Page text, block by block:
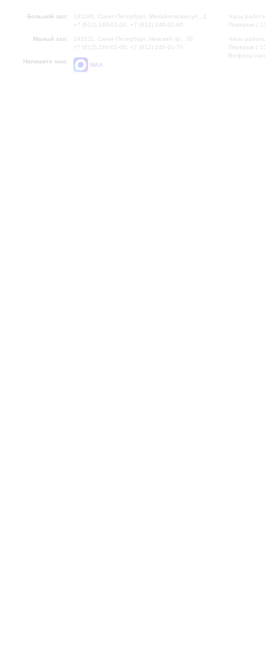
Большой зал:
191186, Санкт-Петербург, Михайловская ул., 2
+7 (812) 240-01-00, +7 (812) 240-01-80
Малый зал:
191011, Санкт-Петербург, Невский пр., 30
+7 (812) 240-01-00, +7 (812) 240-01-70
Напишите нам:
MAX
Часы
Перерыв с
Часы
Перерыв с
Вопросы